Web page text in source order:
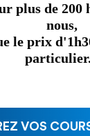
plus de 200
nous,
le prix
VOS